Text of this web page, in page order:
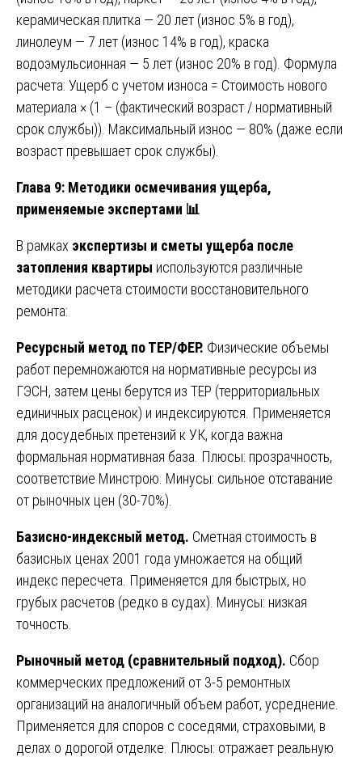
керамическая плитка — 20 лет (износ 5% в год),
линолеум — 7 лет (износ 14% в год), краска
водоэмульсионная — 5 лет (износ 20% в год). Формула
расчета: Ущерб с учетом износа = Стоимость нового
материала × (1 – (фактический возраст / нормативный
срок службы)). Максимальный износ — 80% (даже если
возраст превышает срок службы).
Глава 9: Методики осмечивания ущерба,
применяемые экспертами 📊
В рамках экспертизы и сметы ущерба после
затопления квартиры используются различные
методики расчета стоимости восстановительного
ремонта:
Ресурсный метод по ТЕР/ФЕР. Физические объемы
работ перемножаются на нормативные ресурсы из
ГЭСН, затем цены берутся из ТЕР (территориальных
единичных расценок) и индексируются. Применяется
для досудебных претензий к УК, когда важна
формальная нормативная база. Плюсы: прозрачность,
соответствие Минстрою. Минусы: сильное отставание
от рыночных цен (30-70%).
Базисно-индексный метод. Сметная стоимость в
базисных ценах 2001 года умножается на общий
индекс пересчета. Применяется для быстрых, но
грубых расчетов (редко в судах). Минусы: низкая
точность.
Рыночный метод (сравнительный подход). Сбор
коммерческих предложений от 3-5 ремонтных
организаций на аналогичный объем работ, усреднение.
Применяется для споров с соседями, страховыми, в
делах о дорогой отделке. Плюсы: отражает реальную